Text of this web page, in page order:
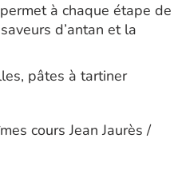
à chaque étape de
d’antan et la
pâtes à tartiner
cours Jean Jaurès /